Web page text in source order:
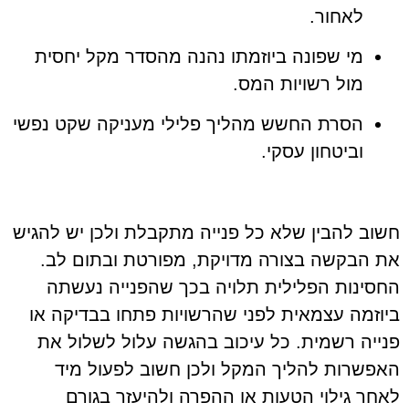
לאחור.
מי שפונה ביוזמתו נהנה מהסדר מקל יחסית
מול רשויות המס.
הסרת החשש מהליך פלילי מעניקה שקט נפשי
וביטחון עסקי.
חשוב להבין שלא כל פנייה מתקבלת ולכן יש להגיש
את הבקשה בצורה מדויקת, מפורטת ובתום לב.
החסינות הפלילית תלויה בכך שהפנייה נעשתה
ביוזמה עצמאית לפני שהרשויות פתחו בבדיקה או
פנייה רשמית. כל עיכוב בהגשה עלול לשלול את
האפשרות להליך המקל ולכן חשוב לפעול מיד
לאחר גילוי הטעות או ההפרה ולהיעזר בגורם